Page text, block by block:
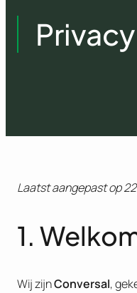
Laatst aangepast op
1.
Wij zijnConversal,